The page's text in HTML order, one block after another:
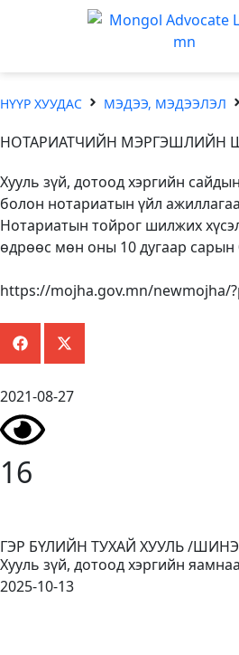
НҮҮР ХУУДАС МЭДЭЭ, МЭДЭЭЛЭЛ
НОТАРИАТЧИЙН МЭРГЭШЛИЙН
Хууль зүй, дотоод хэргийн
болон нотариатын үйл
Нотариатын тойрог шилжих
өдрөөс мөн оны 10 дугаар
https://mojha.gov.mn/newmojha/
2021-08-27
16
ГЭР БҮЛИЙН ТУХАЙ ХУУЛЬ /
Хууль зүй, дотоод хэргийн
2025-10-13